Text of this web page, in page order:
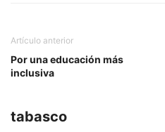
Artículo anterior
Por una educación más
inclusiva
tabasco